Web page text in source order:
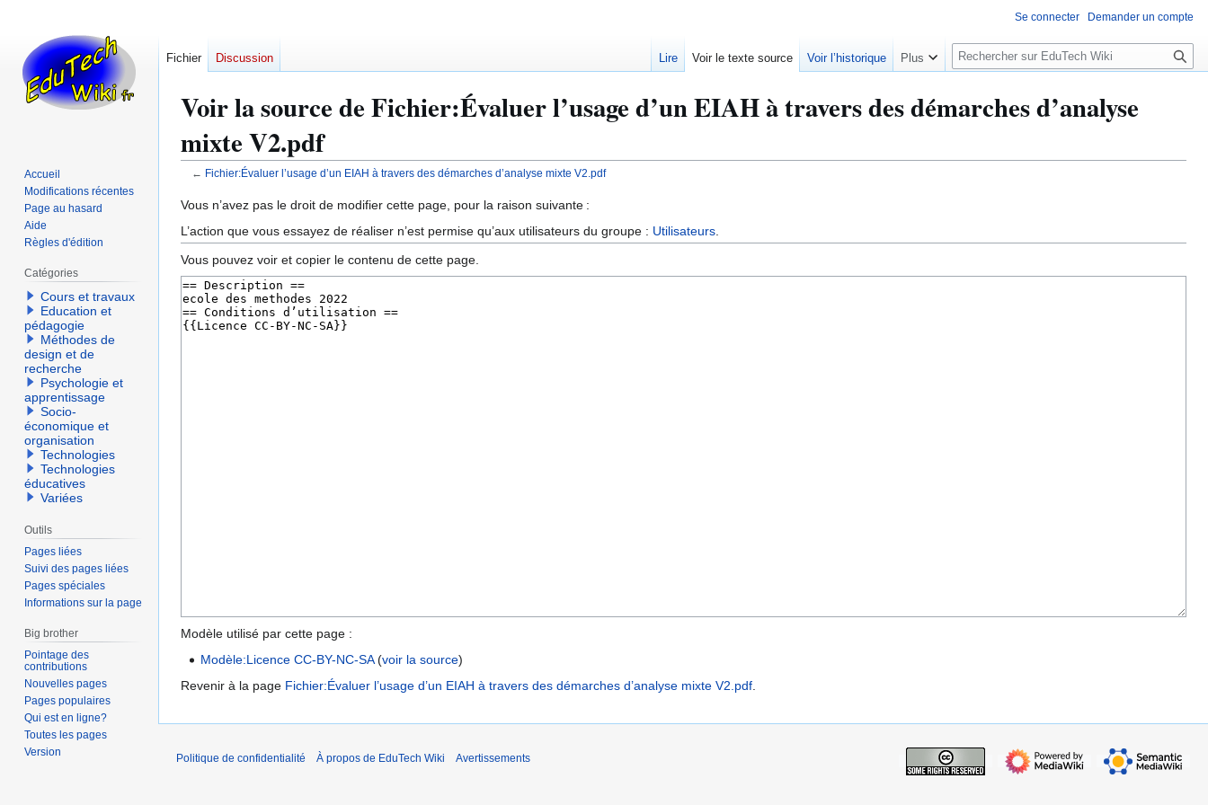
Voir la source de Fichier:Évaluer l’usage d’un EIAH à travers des démarches d’analyse
mixte V2.pdf
← Fichier:Évaluer l’usage d’un EIAH à travers des démarches d’analyse mixte V2.pdf
Aller
à
la
navigation
Aller
à
la
recherche
Vous n’avez pas le droit de modifier cette page, pour la raison suivante :
L’action que vous essayez de réaliser n’est permise qu’aux utilisateurs du groupe : Utilisateurs
Vous pouvez voir et copier le contenu de cette page.
Modèle utilisé par cette page :
Modèle:Licence CC-BY-NC-SA(voir la source)
Revenir à la page Fichier:Évaluer l’usage d’un EIAH à travers des démarches d’analyse mixte V2.pdf
Se connecter Demander un compte
Fichier Discussion Lire Voir le texte source Voir l’historique Plus
R
e
h
r
Accueil
Modifications récentes
Page au hasard
Aide
Règles d'édition
Catégories
Cours et travaux
Education et
pédagogie
Méthodes de
design et de
recherche
Psychologie et
apprentissage
Socio-
économique et
organisation
Technologies
Technologies
éducatives
Variées
Outils
Pages liées
Suivi des pages liées
Pages spéciales
Informations sur la page
Big brother
Pointage des
contributions
Nouvelles pages
Pages populaires
Qui est en ligne?
Toutes les pages
Version
Politique de confidentialité À propos de EduTech Wiki Avertissements